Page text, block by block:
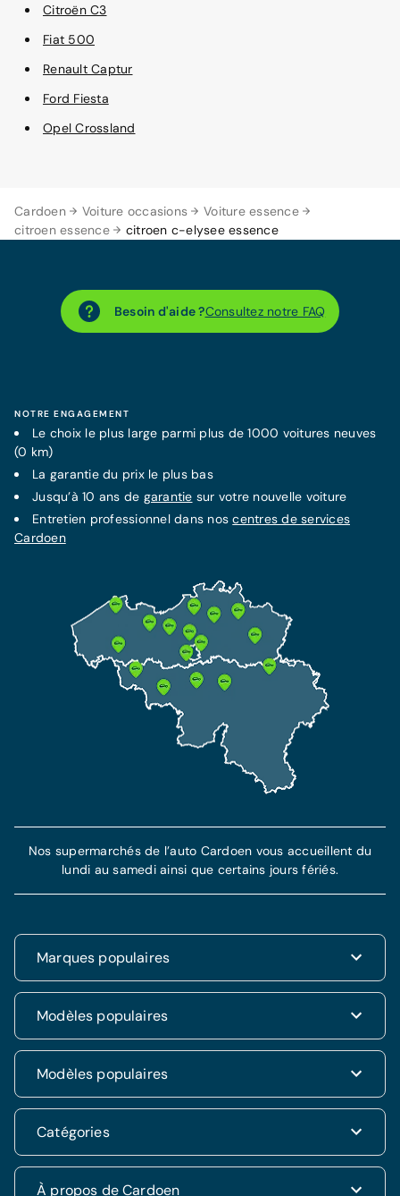
Cardoen Voiture occasions
Voiture essence
citroen essence
citroen c-elysee essence
Citroën C3
Fiat 500
Renault Captur
Ford Fiesta
Opel Crossland
Besoin d'aide ?Consultez notre FAQ
NOTRE ENGAGEMENT
Le choix le plus large parmi plus de 1000 voitures neuves
(0 km)
La garantiedu prix le plus bas
Jusqu’à 10 ans de garantie sur votre nouvelle voiture
Entretien professionnel dans noscentres de services
Cardoen
Marques populaires
Renault
Dacia
Volkswagen
Hyundai
Kia
Mercedes
Opel
Modèles populaires
Renault Clio
Fiat 500
Hyundai Tucson
Kia Rio
Nissan Qashqai
Modèles populaires
Hyundai i20
Jeep Renegade
Catégories
SUV & 4x4
Nos supermarchés de l’auto Cardoen vous accueillent du
lundi au samedi ainsi que certains jours fériés.
À propos de Cardoen